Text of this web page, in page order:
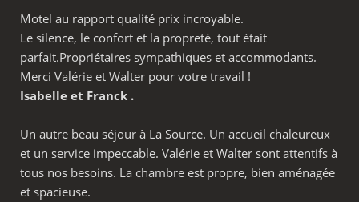
Motel au rapport qualité prix incroyable.
Le silence, le confort et la propreté, tout était
parfait.Propriétaires sympathiques et accommodants.
Merci Valérie et Walter pour votre travail !
Isabelle et Franck .
Un autre beau séjour à La Source. Un accueil chaleureux
et un service impeccable. Valérie et Walter sont attentifs à
tous nos besoins. La chambre est propre, bien aménagée
et spacieuse.